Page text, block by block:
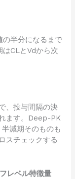
の半分になるまで
CLとVdから次
、投与間隔の決
ます。Deep-PK
減期そのものも
スチェックする
レベル特徴量